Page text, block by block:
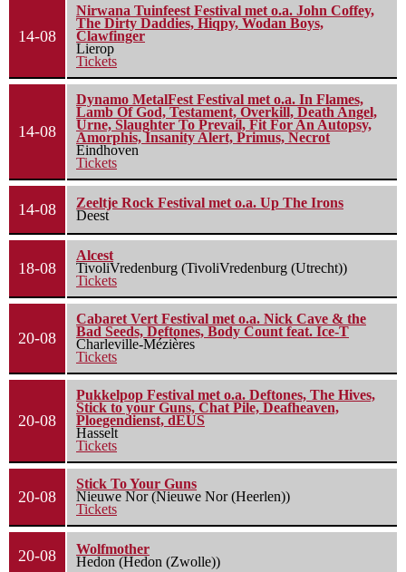
14-08
Nirwana Tuinfeest Festival met o.a. John Coffey,
The Dirty Daddies, Hiqpy, Wodan Boys,
Clawfinger
Lierop
Tickets
14-08
Dynamo MetalFest Festival met o.a. In Flames,
Lamb Of God, Testament, Overkill, Death Angel,
Urne, Slaughter To Prevail, Fit For An Autopsy,
Amorphis, Insanity Alert, Primus, Necrot
Eindhoven
Tickets
14-08
Zeeltje Rock Festival met o.a. Up The Irons
Deest
18-08
Alcest
TivoliVredenburg (TivoliVredenburg (Utrecht))
Tickets
20-08
Cabaret Vert Festival met o.a. Nick Cave & the
Bad Seeds, Deftones, Body Count feat. Ice-T
Charleville-Mézières
Tickets
20-08
Pukkelpop Festival met o.a. Deftones, The Hives,
Stick to your Guns, Chat Pile, Deafheaven,
Ploegendienst, dEUS
Hasselt
Tickets
20-08
Stick To Your Guns
Nieuwe Nor (Nieuwe Nor (Heerlen))
Tickets
20-08
Wolfmother
Hedon (Hedon (Zwolle))